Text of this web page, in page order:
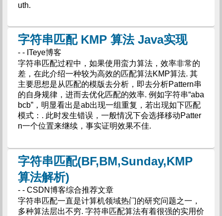
uth.
字符串匹配 KMP 算法 Java实现
- - ITeye博客
字符串匹配过程中，如果使用蛮力算法，效率非常的
差，在此介绍一种较为高效的匹配算法KMP算法. 其
主要思想是从匹配的模版去分析，即去分析Pattern串
的自身规律，进而去优化匹配的效率. 例如字符串“aba
bcb”，明显看出是ab出现一组重复，若出现如下匹配
模式：. 此时发生错误，一般情况下会选择移动Patter
n一个位置来继续，事实证明效果不佳.
字符串匹配(BF,BM,Sunday,KMP
算法解析)
- - CSDN博客综合推荐文章
字符串匹配一直是计算机领域热门的研究问题之一，
多种算法层出不穷. 字符串匹配算法有着很强的实用价